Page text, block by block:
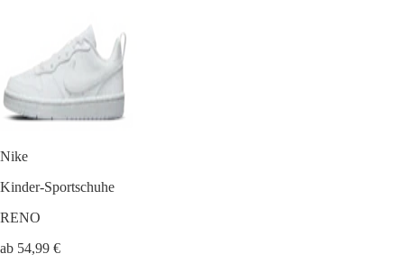
Nike
Kinder-Sportschuhe
RENO
ab 54,99 €